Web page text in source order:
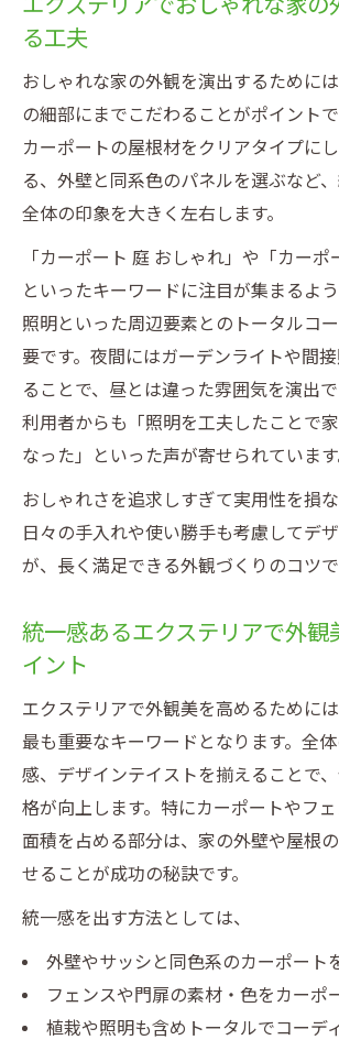
エクステリアでおしゃれな家の
る工夫
おしゃれな家の外観を演出するために
の細部にまでこだわることがポイントで
カーポートの屋根材をクリアタイプに
る、外壁と同系色のパネルを選ぶなど
全体の印象を大きく左右します。
「カーポート 庭 おしゃれ」や「カーポ
といったキーワードに注目が集まるよう
照明といった周辺要素とのトータルコ
要です。夜間にはガーデンライトや間
ることで、昼とは違った雰囲気を演出
利用者からも「照明を工夫したことで
なった」といった声が寄せられています
おしゃれさを追求しすぎて実用性を損な
日々の手入れや使い勝手も考慮してデ
が、長く満足できる外観づくりのコツで
統一感あるエクステリアで外観
イント
エクステリアで外観美を高めるために
最も重要なキーワードとなります。全
感、デザインテイストを揃えることで
格が向上します。特にカーポートやフ
面積を占める部分は、家の外壁や屋根
せることが成功の秘訣です。
統一感を出す方法としては、
外壁やサッシと同色系のカーポート
フェンスや門扉の素材・色をカーポ
植栽や照明も含めトータルでコーデ